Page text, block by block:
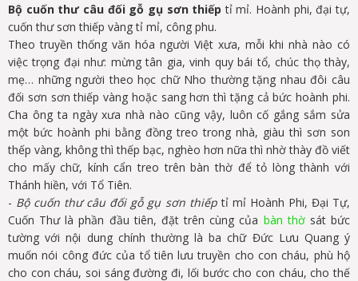
Bộ cuốn thư câu đối gỗ gụ sơn thiếp tỉ mỉ. Hoành phi, đại tự,
cuốn thư sơn thiếp vàng tỉ mỉ, công phu.
Theo truyền thống văn hóa người Việt xưa, mỗi khi nhà nào có
việc trọng đại như: mừng tân gia, vinh quy bái tổ, chúc thọ thày,
mẹ… những người theo học chữ Nho thường tặng nhau đôi câu
đối sơn sơn thiếp vàng hoặc sang hơn thì tặng cả bức hoành phi.
Cha ông ta ngày xưa nhà nào cũng vậy, luôn cố gắng sắm sửa
một bức hoành phi bằng đồng treo trong nhà, giàu thì sơn son
thếp vàng, không thì thếp bạc, nghèo hơn nữa thì nhờ thày đồ viết
cho mấy chữ, kính cẩn treo trên bàn thờ để tỏ lòng thành với
Thánh hiền, với Tổ Tiên.
- Bộ cuốn thư câu đối gỗ gụ sơn thiếptỉ mỉ Hoành Phi, Đại Tự,
Cuốn Thư là phần đầu tiên, đặt trên cùng của bàn thờsát bức
tường với nội dung chính thường là ba chữ Đức Lưu Quang ý
muốn nói công đức của tổ tiên lưu truyền cho con cháu, phù hộ
cho con cháu, soi sáng đường đi, lối bước cho con cháu, cho thế